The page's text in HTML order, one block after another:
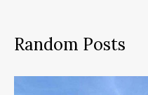
Random Posts